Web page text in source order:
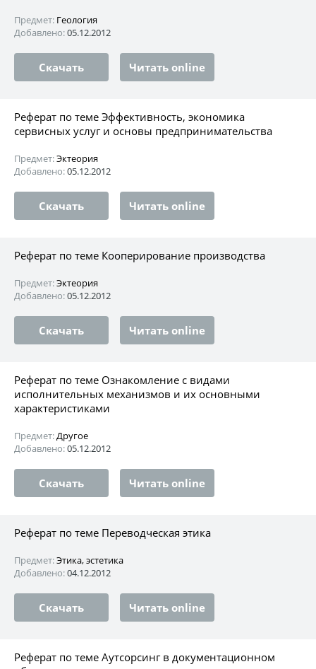
Предмет: Геология
Добавлено:05.12.2012
Скачать Читать online
Реферат по теме Эффективность, экономика
сервисных услуг и основы предпринимательства
Предмет:Эктеория
Добавлено:05.12.2012
Скачать Читать online
Реферат по теме Кооперирование производства
Предмет:Эктеория
Добавлено:05.12.2012
Скачать Читать online
Реферат по теме Ознакомление с видами
исполнительных механизмов и их основными
характеристиками
Предмет:Другое
Добавлено:05.12.2012
Скачать Читать online
Реферат по теме Переводческая этика
Предмет:Этика, эстетика
Добавлено:04.12.2012
Скачать Читать online
Реферат по теме Аутсорсинг в документационном